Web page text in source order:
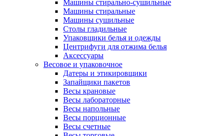
Машины стирально-сушильные
Машины стиральные
Машины сушильные
Столы гладильные
Упаковщики белья и одежды
Центрифуги для отжима белья
Аксессуары
Весовое и упаковочное
Датеры и этикировщики
Запайщики пакетов
Весы крановые
Весы лабораторные
Весы напольные
Весы порционные
Весы счетные